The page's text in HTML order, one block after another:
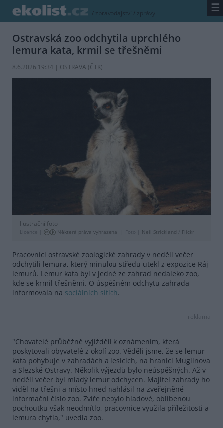
/ zpravodajství / zprávy ☰
Ostravská zoo odchytila uprchlého
lemura kata, krmil se třešněmi
8.6.2026 19:34 | OSTRAVA (ČTK)
Ilustrační foto
Licence | Některá práva vyhrazena Foto | Neil Strickland Flickr
Pracovníci ostravské zoologické zahrady v neděli večer
odchytili lemura, který minulou středu utekl z expozice Ráj
lemurů. Lemur kata byl v jedné ze zahrad nedaleko zoo,
kde se krmil třešněmi. O úspěšném odchytu zahrada
informovala na sociálních sítích.
reklama
"Chovatelé průběžně vyjížděli k oznámením, která
poskytovali obyvatelé z okolí zoo. Věděli jsme, že se lemur
kata pohybuje v zahradách a lesících, na hranici Muglinova
a Slezské Ostravy. Několik výjezdů bylo neúspěšných. Až v
neděli večer byl mladý lemur odchycen. Majitel zahrady ho
viděl na třešni a místo hned nahlásil na zveřejněné
informační číslo zoo. Zvíře nebylo hladové, oblíbenou
pochoutku však neodmítlo, pracovnice využila příležitosti a
lemura chytla," uvedla zoo.